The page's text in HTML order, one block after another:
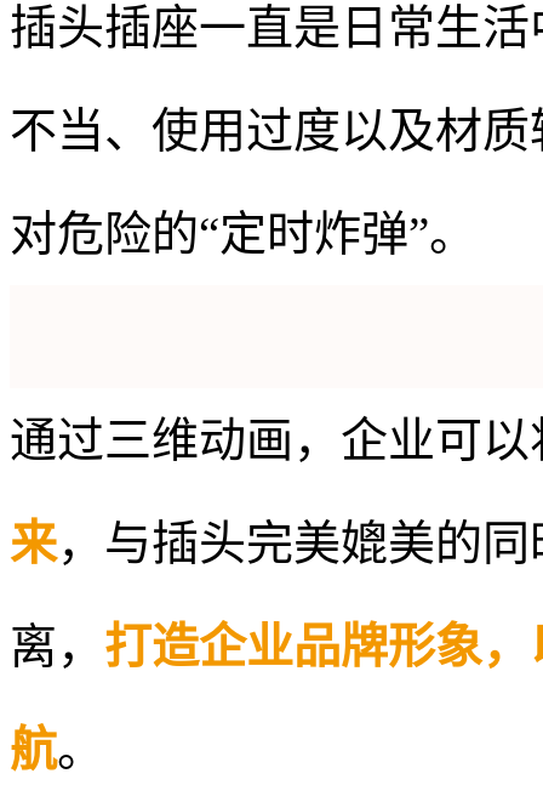
插头插座一直是日常生
不当、使用过度以及材
对危险的“定时炸弹”。
通过三维动画，企业可以
来，与插头完美媲美的
离， 打造企业品牌形象
航。